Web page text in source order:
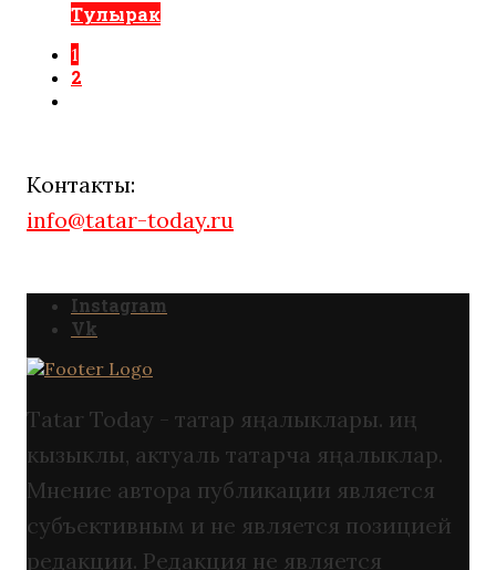
Тулырак
1
2
Контакты:
info@tatar-today.ru
Instagram
Vk
Tatar Today - татар яңалыклары. иң
кызыклы, актуаль татарча яңалыклар.
Мнение автора публикации является
субъективным и не является позицией
редакции. Редакция не является